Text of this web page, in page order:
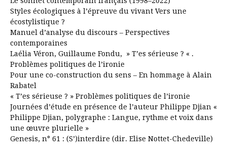
Styles écologiques à l’épreuve du vivant Vers une
écostylistique ?
Manuel d’analyse du discours – Perspectives
contemporaines
Laélia Véron, Guillaume Fondu, » T’es sérieuse ? « .
Problèmes politiques de l’ironie
Pour une co-construction du sens – En hommage à Alain
Rabatel
« T’es sérieuse ? » Problèmes politiques de l’ironie
Journées d’étude en présence de l’auteur Philippe Djian «
Philippe Djian, polygraphe : Langue, rythme et voix dans
une œuvre plurielle »
Genesis, n° 61 : (S’)interdire (dir. Elise Nottet-Chedeville)